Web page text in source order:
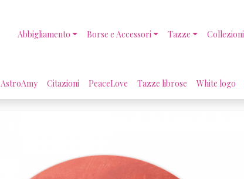
Abbigliamento Borse e Accessori Tazze Collezioni
AstroAmy Citazioni PeaceLove Tazze librose White logo